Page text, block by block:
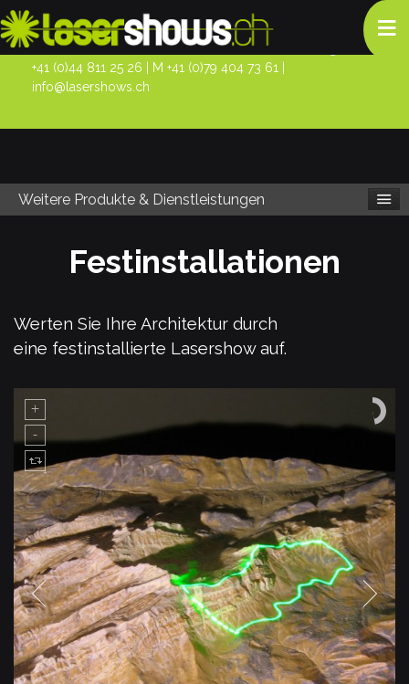
Landolt Lasertechnik| Bahnstrasse 58 | 8105 Regensdorf | T
+41 (0)44 811 25 26 | M +41 (0)79 404 73 61
info@lasershows.ch
Weitere Produkte & Dienstleistungen
Festinstallationen
Werten Sie Ihre Architektur durch
eine festinstallierte Lasershow auf.
≡